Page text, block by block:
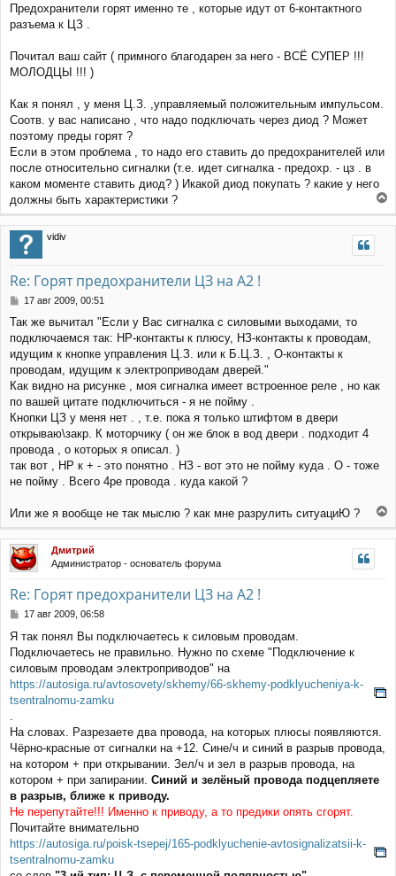
Предохранители горят именно те , которые идут от 6-контактного
разъема к ЦЗ .
Почитал ваш сайт ( примного благодарен за него - ВСЁ СУПЕР !!!
МОЛОДЦЫ !!! )
Как я понял , у меня Ц.З. ,управляемый положительным импульсом.
Соотв. у вас написано , что надо подключать через диод ? Может
поэтому преды горят ?
Если в этом проблема , то надо его ставить до предохранителей или
после относительно сигналки (т.е. идет сигналка - предохр. - цз . в
каком моменте ставить диод? ) Икакой диод покупать ? какие у него
должны быть характеристики ?
е
р
vidiv
Re: Горят предохранители ЦЗ на А2 !
С
о
б
щ
е
и
е
17 авг 2009, 00:51
Так же вычитал "Если у Вас сигналка с силовыми выходами, то
подключаемся так: НР-контакты к плюсу, НЗ-контакты к проводам,
идущим к кнопке управления Ц.З. или к Б.Ц.З. , О-контакты к
проводам, идущим к электроприводам дверей."
Как видно на рисунке , моя сигналка имеет встроенное реле , но как
по вашей цитате подключиться - я не пойму .
Кнопки ЦЗ у меня нет . , т.е. пока я только штифтом в двери
открываю\закр. К моторчику ( он же блок в вод двери . подходит 4
провода , о которых я описал. )
так вот , НР к + - это понятно . НЗ - вот это не пойму куда . О - тоже
не пойму . Всего 4ре провода . куда какой ?
Или же я вообще не так мыслю ? как мне разрулить ситуациЮ ?
р
Дмитрий
Администратор - основатель форума
Re: Горят предохранители ЦЗ на А2 !
С
о
б
щ
е
н
и
17 авг 2009, 06:58
Я так понял Вы подключаетесь к силовым проводам.
Подключаетесь не правильно. Нужно по схеме "Подключение к
силовым проводам электроприводов" на
https://autosiga.ru/avtosovety/skhemy/66-skhemy-podklyucheniya-k-
tsentralnomu-zamku
На словах. Разрезаете два провода, на которых плюсы появляются.
Чёрно-красные от сигналки на +12. Сине/ч и синий в разрыв провода,
на котором + при открывании. Зел/ч и зел в разрыв провода, на
котором + при запирании. Синий и зелёный провода подцепляете
в разрыв, ближе к приводу.
Не перепутайте!!! Именно к приводу, а то предики опять сгорят.
Почитайте внимательно
https://autosiga.ru/poisk-tsepej/165-podklyuchenie-avtosignalizatsii-k-
tsentralnomu-zamku